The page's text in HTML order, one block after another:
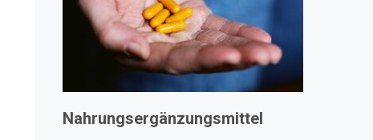
Nahrungsergänzungsmittel